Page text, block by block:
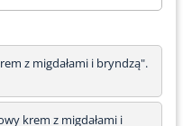
z migdałami i bryndzą".
krem z migdałami i